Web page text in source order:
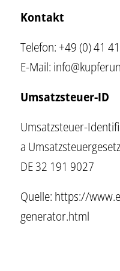
Kontakt
Telefon: +49 (0) 41
E-Mail:
Umsatzsteuer-ID
Umsatzsteuer-
a
DE 32 191 9027
Quelle: https://
generator.html